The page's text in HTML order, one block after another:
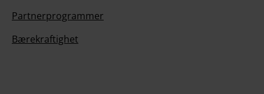
Partnerprogrammer
Bærekraftighet